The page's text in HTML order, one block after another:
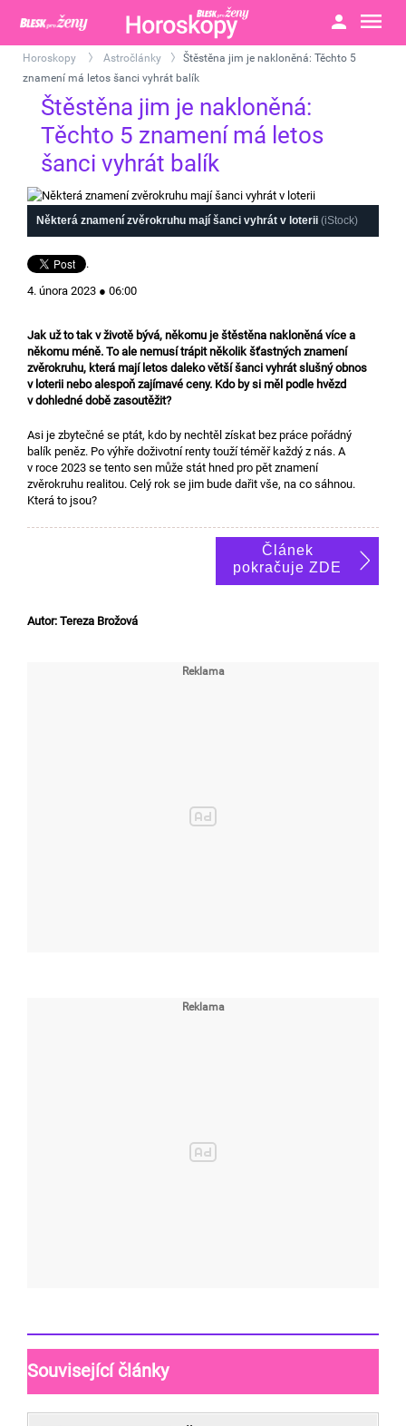
Horoskopy Astročlánky
Štěstěna jim je nakloněná: Těchto 5
znamení má letos šanci vyhrát balík
Štěstěna jim je nakloněná:
Těchto 5 znamení má letos
šanci vyhrát balík
Některá znamení zvěrokruhu mají šanci vyhrát v loterii (iStock)
.
4. února 2023 ● 06:00
Jak už to tak v životě bývá, někomu je štěstěna nakloněná více a
někomu méně. To ale nemusí trápit několik šťastných znamení
zvěrokruhu, která mají letos daleko větší šanci vyhrát slušný obnos
v loterii nebo alespoň zajímavé ceny. Kdo by si měl podle hvězd
v dohledné době zasoutěžit?
Asi je zbytečné se ptát, kdo by nechtěl získat bez práce pořádný
balík peněz. Po výhře doživotní renty touží téměř každý z nás. A
v roce 2023 se tento sen může stát hned pro pět znamení
zvěrokruhu realitou. Celý rok se jim bude dařit vše, na co sáhnou.
Která to jsou?
Článek
pokračuje ZDE
Autor: Tereza Brožová
Související články